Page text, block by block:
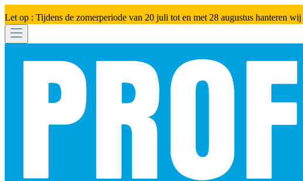
Let op : Tijdens de zomerperiode van 20 juli tot en met 28 augustus hanteren wij